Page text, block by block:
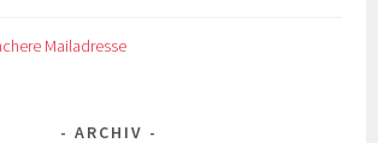
Mailadresse
ARCHIV